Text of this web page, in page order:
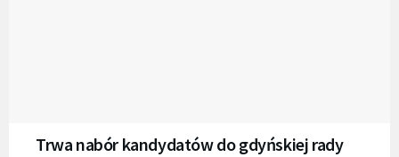
Trwa nabór kandydatów do gdyńskiej rady